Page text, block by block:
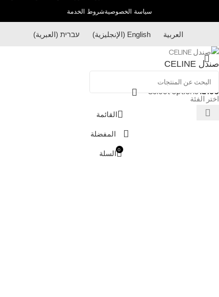
سياسة الخصوصيةشروط الخدمة
العربية English
(الإنجليزية) עברית (العبرية)
اختر الفئة
صندل CELINE
₪100
Select options
القائمة
المفضلة
0 السلة